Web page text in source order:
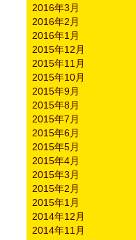
2016年3月
2016年2月
2016年1月
2015年12月
2015年11月
2015年10月
2015年9月
2015年8月
2015年7月
2015年6月
2015年5月
2015年4月
2015年3月
2015年2月
2015年1月
2014年12月
2014年11月